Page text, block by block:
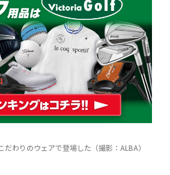
だわりのウェアで登場した（撮影：ALBA）